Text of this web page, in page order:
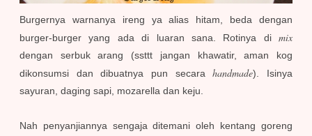
Burgernya warnanya ireng ya alias hitam, beda dengan
burger-burger yang ada di luaran sana. Rotinya di mix
dengan serbuk arang (ssttt jangan khawatir, aman kog
dikonsumsi dan dibuatnya pun secarahandmade). Isinya
sayuran, daging sapi, mozarella dan keju.
Nah penyanjiannya sengaja ditemani oleh kentang goreng